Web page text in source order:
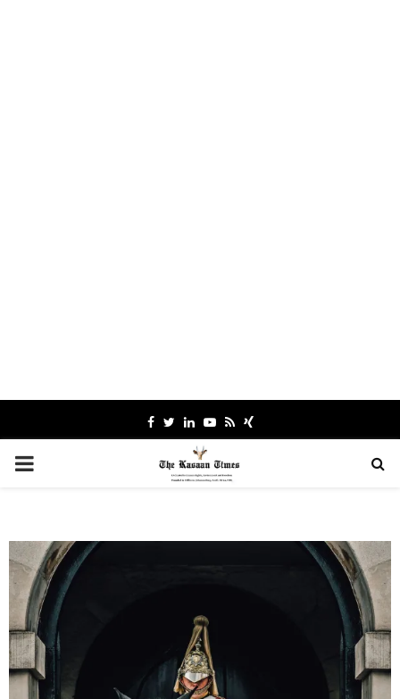
Facebook
TwitterLinkedinYoutube
RssXing
PRIMARY